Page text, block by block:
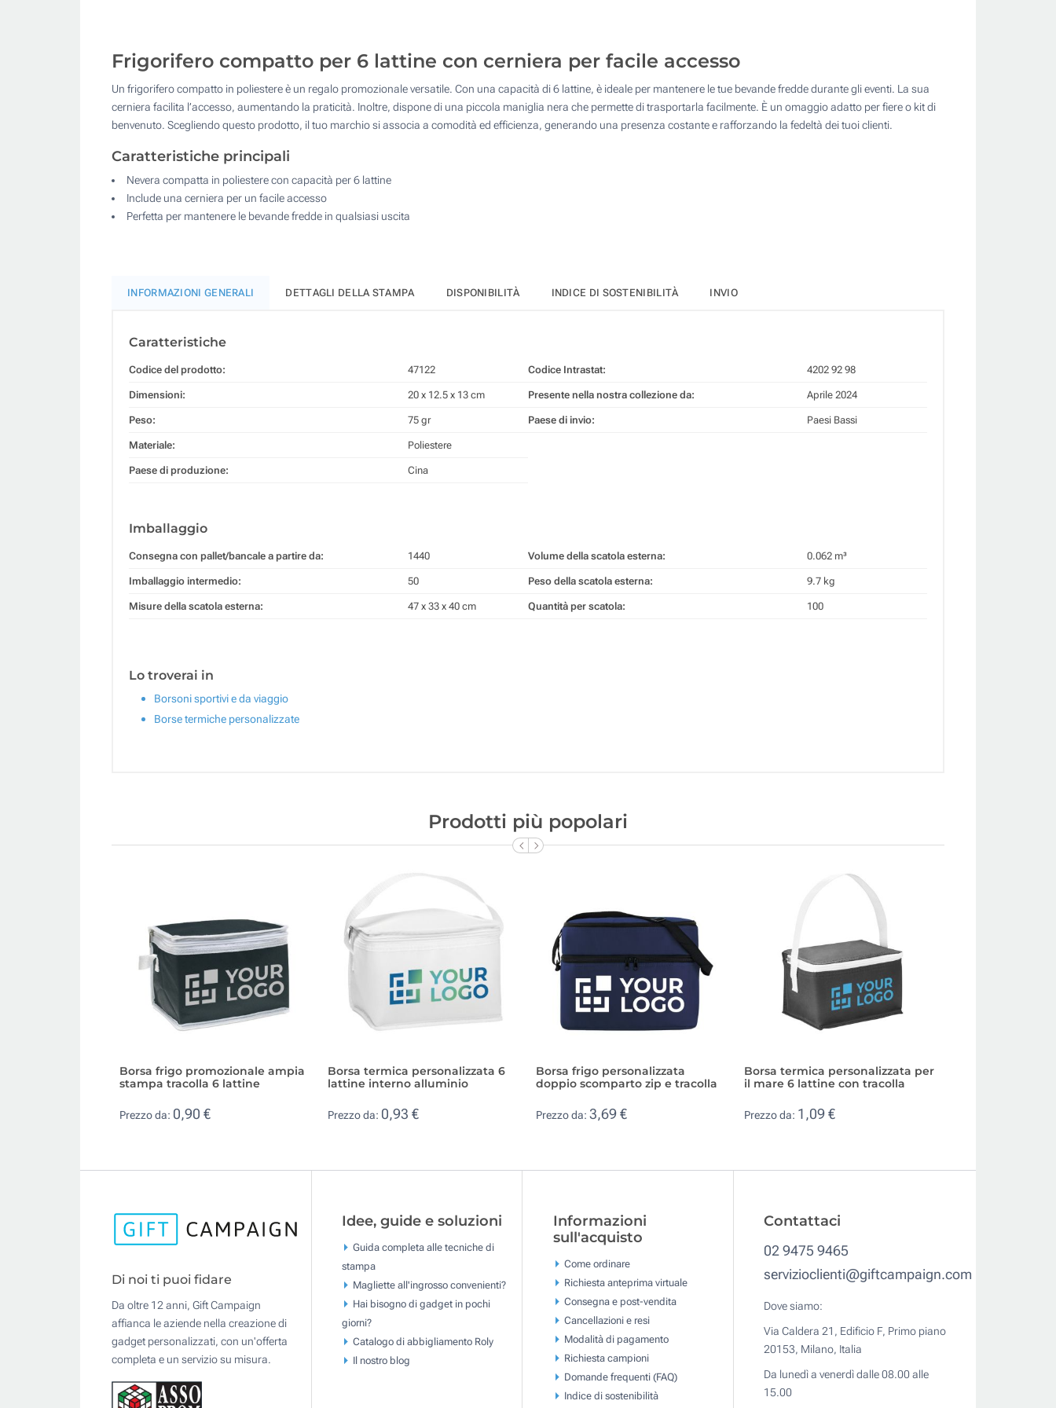
Transfer Riflettente (Su un lato)
Transfer digitale full color (Su un lato)
Senza stampa
100
200
Quantità desiderata :
Frigorifero compatto per 6 lattine con cerniera per facile accesso
Un frigorifero compatto in poliestere è un regalo promozionale versatile. Con una capacità di 6 lattine, è ideale per mantenere le tue bevande fredde durante gli eventi. La sua
cerniera facilita l’accesso, aumentando la praticità. Inoltre, dispone di una piccola maniglia nera che permette di trasportarla facilmente. È un omaggio adatto per fiere o kit di
benvenuto. Scegliendo questo prodotto, il tuo marchio si associa a comodità ed efficienza, generando una presenza costante e rafforzando la fedeltà dei tuoi clienti.
Caratteristiche principali
Nevera compatta in poliestere con capacità per 6 lattine
Include una cerniera per un facile accesso
Perfetta per mantenere le bevande fredde in qualsiasi uscita
INFORMAZIONI GENERALI DETTAGLI DELLA STAMPA DISPONIBILITÀ INDICE DI SOSTENIBILITÀ INVIO
Caratteristiche
Codice del prodotto: 47122
Dimensioni: 20 x 12.5 x 13 cm
Peso: 75 gr
Materiale: Poliestere
Paese di produzione: Cina
Codice Intrastat: 4202 92 98
Presente nella nostra collezione da: Aprile 2024
Paese di invio: Paesi Bassi
Imballaggio
Consegna con pallet/bancale a partire da: 1440
Imballaggio intermedio: 50
Misure della scatola esterna: 47 x 33 x 40 cm
Volume della scatola esterna: 0.062 m³
Peso della scatola esterna: 9.7 kg
Quantità per scatola: 100
Lo troverai in
Borsoni sportivi e da viaggio
Borse termiche personalizzate
Prodotti più popolari
Borsa frigo promozionale ampia
stampa tracolla 6 lattine
Prezzo da: 0,90 €
Borsa termica personalizzata 6
lattine interno alluminio
Prezzo da: 0,93 €
Borsa frigo personalizzata
doppio scomparto zip e tracolla
Prezzo da: 3,69 €
Borsa termica personalizzata per
il mare 6 lattine con tracolla
Prezzo da: 1,09 €
Di noi ti puoi fidare
Da oltre 12 anni, Gift Campaign
affianca le aziende nella creazione di
gadget personalizzati, con un'offerta
completa e un servizio su misura.
Idee, guide e soluzioni
Guida completa alle tecniche di
stampa
Magliette all'ingrosso convenienti?
Hai bisogno di gadget in pochi
giorni?
Catalogo di abbigliamento Roly
Il nostro blog
Informazioni
sull'acquisto
Come ordinare
Richiesta anteprima virtuale
Consegna e post-vendita
Cancellazioni e resi
Modalità di pagamento
Richiesta campioni
Domande frequenti (FAQ)
Indice di sostenibilità
Contattaci
02 9475 9465
servizioclienti@giftcampaign.com
Dove siamo:
Via Caldera 21, Edificio F, Primo piano
20153, Milano, Italia
Da lunedì a venerdì dalle 08.00 alle
15.00